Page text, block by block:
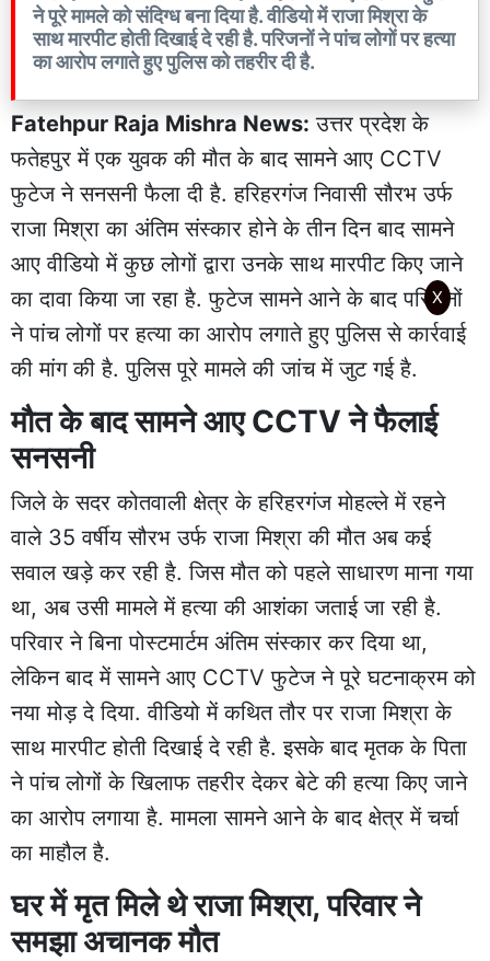
ने पूरे मामले को संदिग्ध बना दिया है. वीडियो में राजा मिश्रा के
साथ मारपीट होती दिखाई दे रही है. परिजनों ने पांच लोगों पर हत्या
का आरोप लगाते हुए पुलिस को तहरीर दी है.
Fatehpur Raja Mishra News: उत्तर प्रदेश के
फतेहपुर में एक युवक की मौत के बाद सामने आए CCTV
फुटेज ने सनसनी फैला दी है. हरिहरगंज निवासी सौरभ उर्फ
राजा मिश्रा का अंतिम संस्कार होने के तीन दिन बाद सामने
आए वीडियो में कुछ लोगों द्वारा उनके साथ मारपीट किए जाने
का दावा किया जा रहा है. फुटेज सामने आने के बाद परिजनों
ने पांच लोगों पर हत्या का आरोप लगाते हुए पुलिस से कार्रवाई
की मांग की है. पुलिस पूरे मामले की जांच में जुट गई है.
मौत के बाद सामने आए CCTV ने फैलाई
सनसनी
जिले के सदर कोतवाली क्षेत्र के हरिहरगंज मोहल्ले में रहने
वाले 35 वर्षीय सौरभ उर्फ राजा मिश्रा की मौत अब कई
सवाल खड़े कर रही है. जिस मौत को पहले साधारण माना गया
था, अब उसी मामले में हत्या की आशंका जताई जा रही है.
परिवार ने बिना पोस्टमार्टम अंतिम संस्कार कर दिया था,
लेकिन बाद में सामने आए CCTV फुटेज ने पूरे घटनाक्रम को
नया मोड़ दे दिया. वीडियो में कथित तौर पर राजा मिश्रा के
साथ मारपीट होती दिखाई दे रही है. इसके बाद मृतक के पिता
ने पांच लोगों के खिलाफ तहरीर देकर बेटे की हत्या किए जाने
का आरोप लगाया है. मामला सामने आने के बाद क्षेत्र में चर्चा
का माहौल है.
घर में मृत मिले थे राजा मिश्रा, परिवार ने
समझा अचानक मौत
X